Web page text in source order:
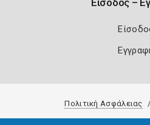
Πολιτική Ασφάλειας